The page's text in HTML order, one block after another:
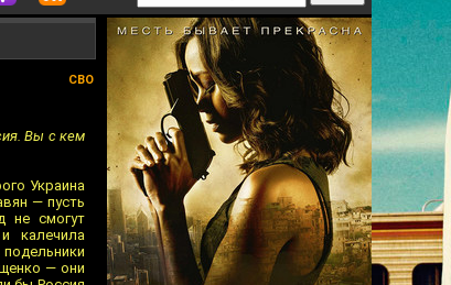
СВО
Вы с кем
Украина
— пусть
не смогут
калечила
— они